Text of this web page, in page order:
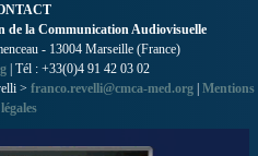
de la Communication Audiovisuelle
- 13004 Marseille (France)
| Tél : +33(0)4 91 42 03 02
> franco.revelli@cmca-med.org | Mentions
légales